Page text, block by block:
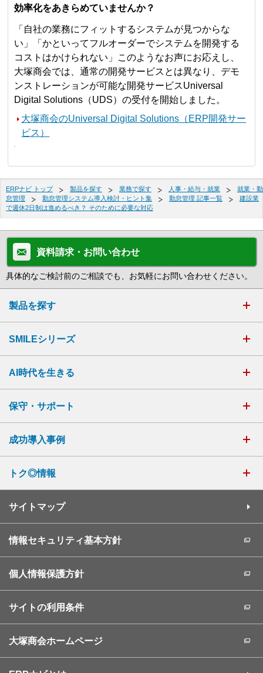
効率化をあきらめていませんか？
「自社の業務にフィットするシステムが見つからな
い」「かといってフルオーダーでシステムを開発する
コストはかけられない」このようなお声にお応えし、
大塚商会では、通常の開発サービスとは異なり、デモ
ンストレーションが可能な開発サービスUniversal
Digital Solutions（UDS）の受付を開始しました。
大塚商会のUniversal Digital Solutions（ERP開発サー
ビス）
ERPナビ トップ 製品を探す 業務で探す 人事・給与・就業
就業・勤
怠管理
勤怠管理システム導入検討・ヒント集 勤怠管理 記事一覧
建設業
で週休2日制は進めるべき？ そのために必要な対応
資料請求・お問い合わせ
具体的なご検討前のご相談でも、お気軽にお問い合わせください。
製品を探す
SMILEシリーズ
AI時代を生きる
保守・サポート
成功導入事例
トク◎情報
サイトマップ
情報セキュリティ基本方針
個人情報保護方針
サイトの利用条件
大塚商会ホームページ